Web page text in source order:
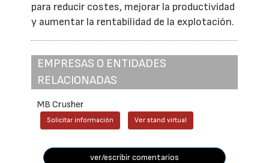
para reducir costes, mejorar la productividad
y aumentar la rentabilidad de la explotación.
EMPRESAS O ENTIDADES
RELACIONADAS
MB Crusher
Solicitar información Ver stand virtual
ver/escribir comentarios